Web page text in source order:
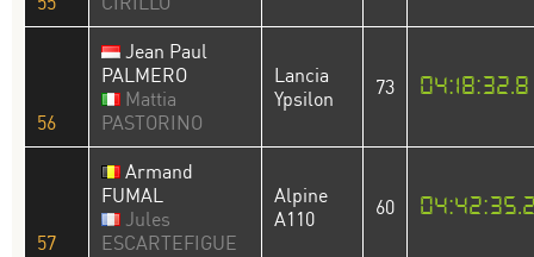
56
Jean Paul
PALMERO
Mattia
PASTORINO
Lancia
Ypsilon
73 04:18:32.8
57
Armand
FUMAL
Jules
ESCARTEFIGUE
Alpine
A110
60